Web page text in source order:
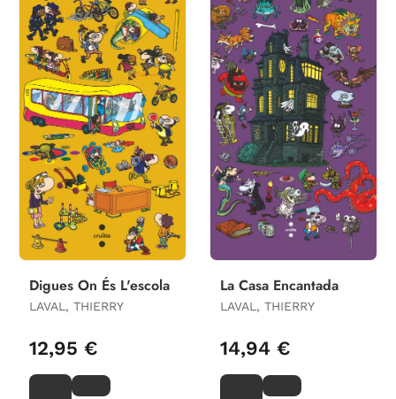
Digues On És L'escola
LAVAL, THIERRY
12,95 €
La Casa Encantada
LAVAL, THIERRY
14,94 €